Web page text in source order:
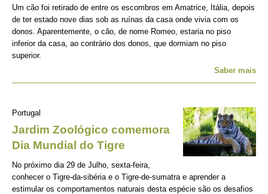
Um cão foi retirado de entre os escombros em Amatrice, Itália, depois
de ter estado nove dias sob as ruínas da casa onde vivia com os
donos. Aparentemente, o cão, de nome Romeo, estaria no piso
inferior da casa, ao contrário dos donos, que dormiam no piso
superior.
Saber mais
Portugal
Jardim Zoológico comemora
Dia Mundial do Tigre
No próximo dia 29 de Julho, sexta-feira,
conhecer o Tigre-da-sibéria e o Tigre-de-sumatra e aprender a
estimular os comportamentos naturais desta espécie são os desafios